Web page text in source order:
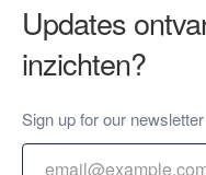
Updates
inzichten?
Sign up for our newsletter